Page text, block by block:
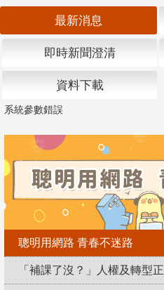
最新消息
即時新聞澄清
資料下載
系統參數錯誤
聰明用網路 青春不迷路
「補課了沒？」人權及轉型